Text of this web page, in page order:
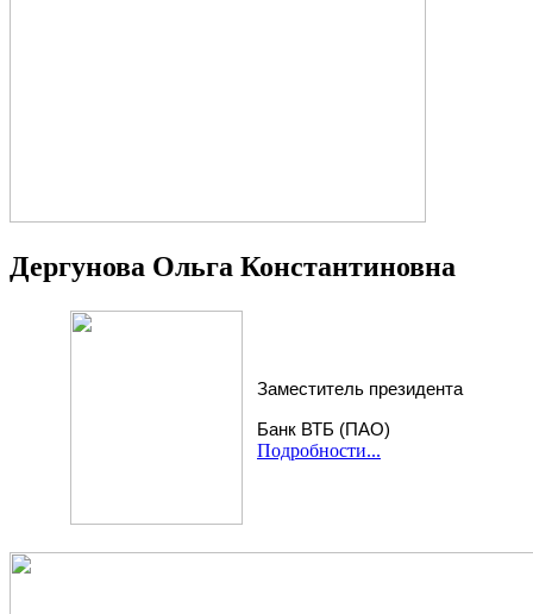
Дергунова Ольга Константиновна
Заместитель президента
Банк ВТБ (ПАО)
Подробности...